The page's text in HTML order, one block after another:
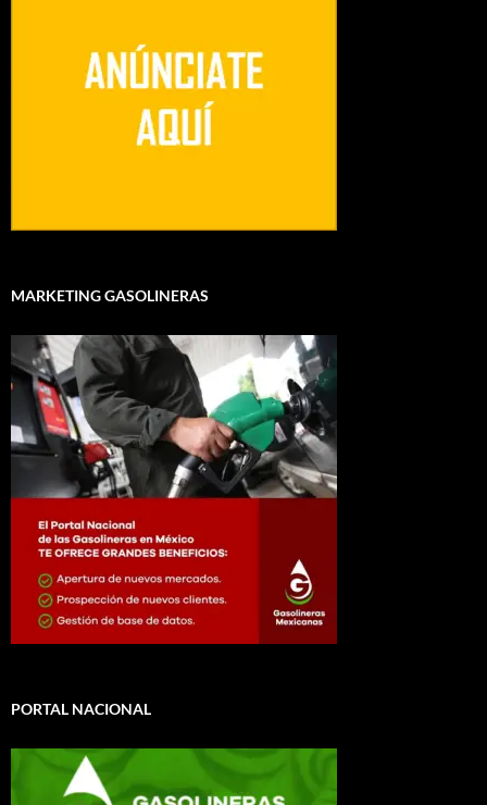
MARKETING GASOLINERAS
PORTAL NACIONAL